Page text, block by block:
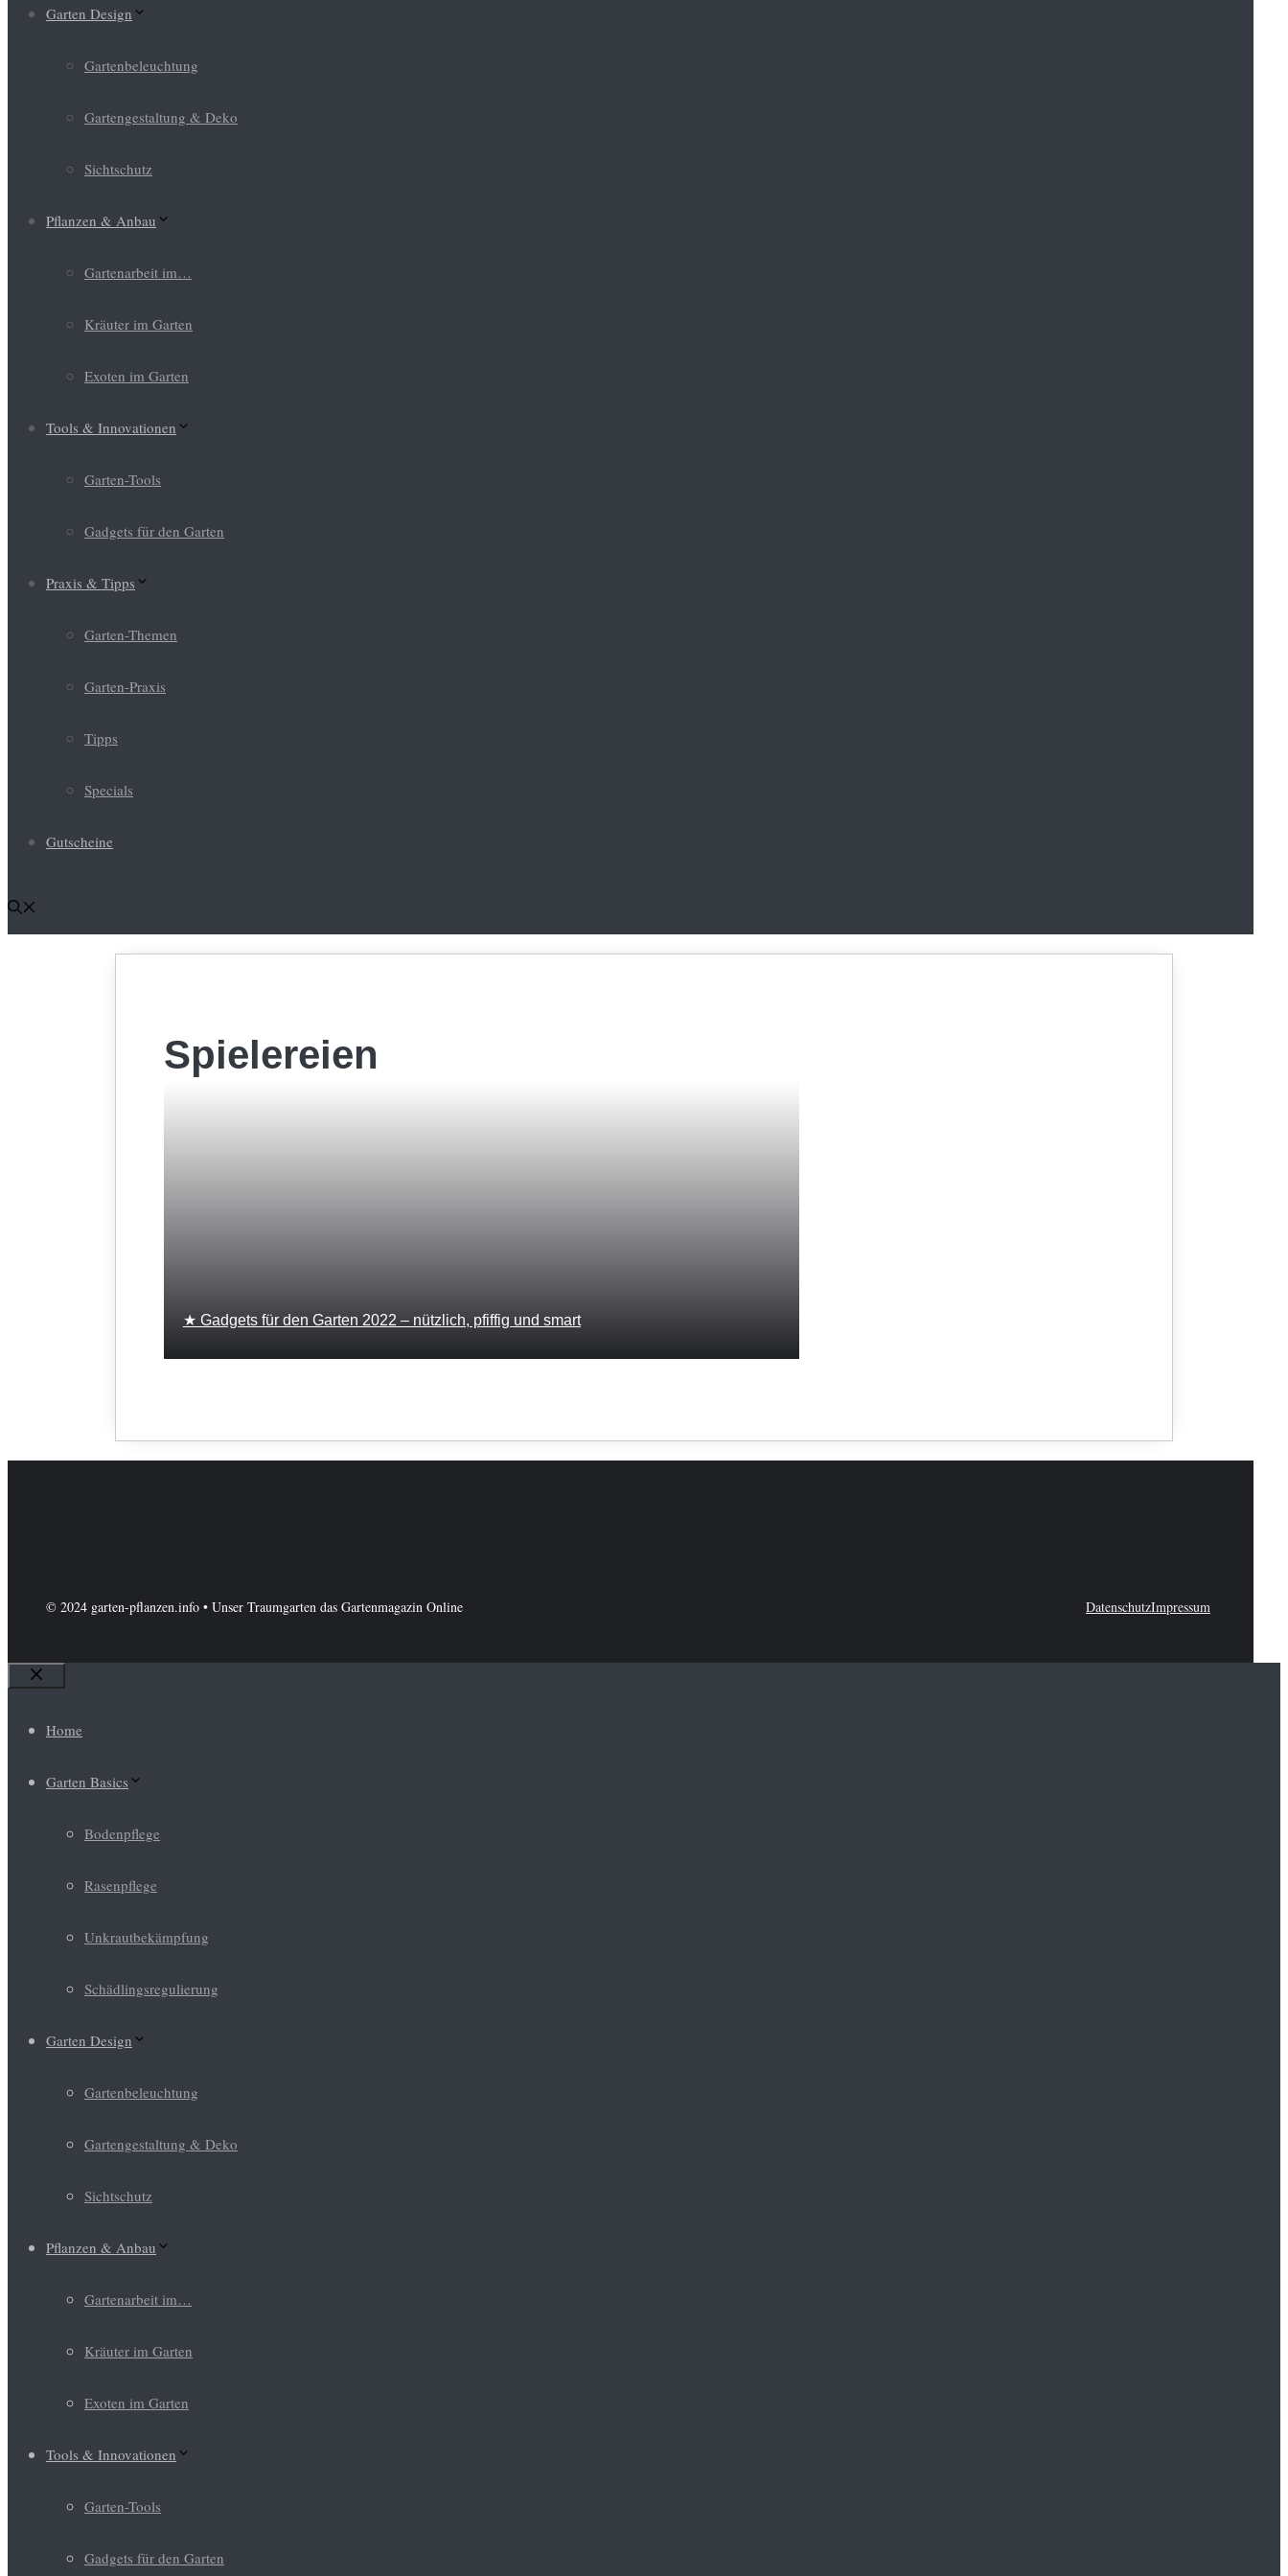
Garten Design
Gartenbeleuchtung
Gartengestaltung & Deko
Sichtschutz
Pflanzen & Anbau
Gartenarbeit im…
Kräuter im Garten
Exoten im Garten
Tools & Innovationen
Garten-Tools
Gadgets für den Garten
Praxis & Tipps
Garten-Themen
Garten-Praxis
Tipps
Specials
Gutscheine
Spielereien
★ Gadgets für den Garten 2022 – nützlich, pfiffig und smart
© 2024 garten-pflanzen.info • Unser Traumgarten das Gartenmagazin Online DatenschutzImpressum
Schließen
Home
Garten Basics
Bodenpflege
Rasenpflege
Unkrautbekämpfung
Schädlingsregulierung
Garten Design
Gartenbeleuchtung
Gartengestaltung & Deko
Sichtschutz
Pflanzen & Anbau
Gartenarbeit im…
Kräuter im Garten
Exoten im Garten
Tools & Innovationen
Garten-Tools
Gadgets für den Garten